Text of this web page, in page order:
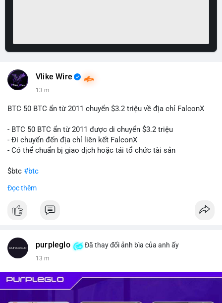
Vlike Wire
13 m
BTC 50 BTC ẩn từ 2011 chuyển $3.2 triệu về địa chỉ FalconX
- BTC 50 BTC ẩn từ 2011 được di chuyển $3.2 triệu
- Đi chuyển đến địa chỉ liên kết FalconX
- Có thể chuẩn bị giao dịch hoặc tái tổ chức tài sản
$btc #btc
#vlikevn
📰 Nguồn: CoinDesk
Đọc thêm
purpleglo Đã thay đổi ảnh bìa của anh ấy
13 m